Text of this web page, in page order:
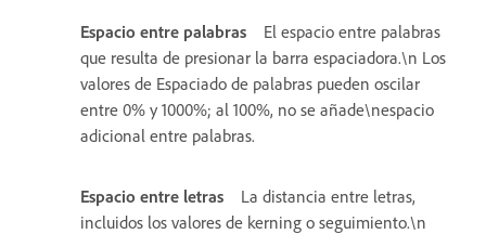
Espacio entre palabras
El espacio entre palabras
que resulta de presionar la barra espaciadora.\n Los
valores de Espaciado de palabras pueden oscilar
entre 0% y 1000%; al 100%, no se añade\nespacio
adicional entre palabras.
Espacio entre letras
La distancia entre letras,
incluidos los valores de kerning o seguimiento.\n